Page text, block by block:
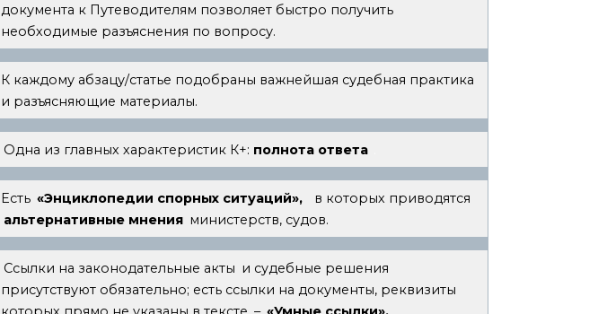
документа к Путеводителям позволяет быстро получить
необходимые разъяснения по вопросу.
К каждому абзацу/статье подобраны важнейшая судебная практика
и разъясняющие материалы.
Одна из главных характеристик К+: полнота ответа
Есть «Энциклопедии спорных ситуаций»,
в которых приводятся
альтернативные мнения министерств, судов.
Ссылки на законодательные акты и судебные решения
присутствуют обязательно; есть ссылки на документы, реквизиты